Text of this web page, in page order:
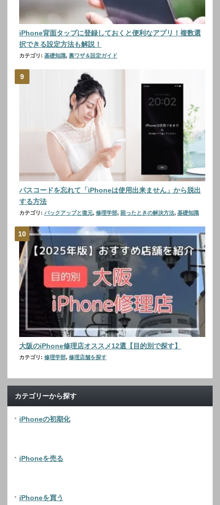
iPhone背面タップに登録しておくと便利なアプリ！複数選
択できる設定方法も解説！
カテゴリ: 基礎知識, 裏ワザ＆設定ガイド
パスコードを忘れて「iPhoneは使用出来ません」から脱出
する方法
カテゴリ: バックアップと復元, 修理学部, 困ったときの解決方法, 基礎知識
大阪のiPhone修理店オススメ12選【目的別で探す】
カテゴリ: 修理学部, 修理店舗を探す
カテゴリーから探す
iPhoneの初期化
iPhoneを売る
iPhoneを買う